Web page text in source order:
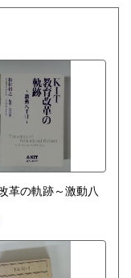
革の軌跡～激動八